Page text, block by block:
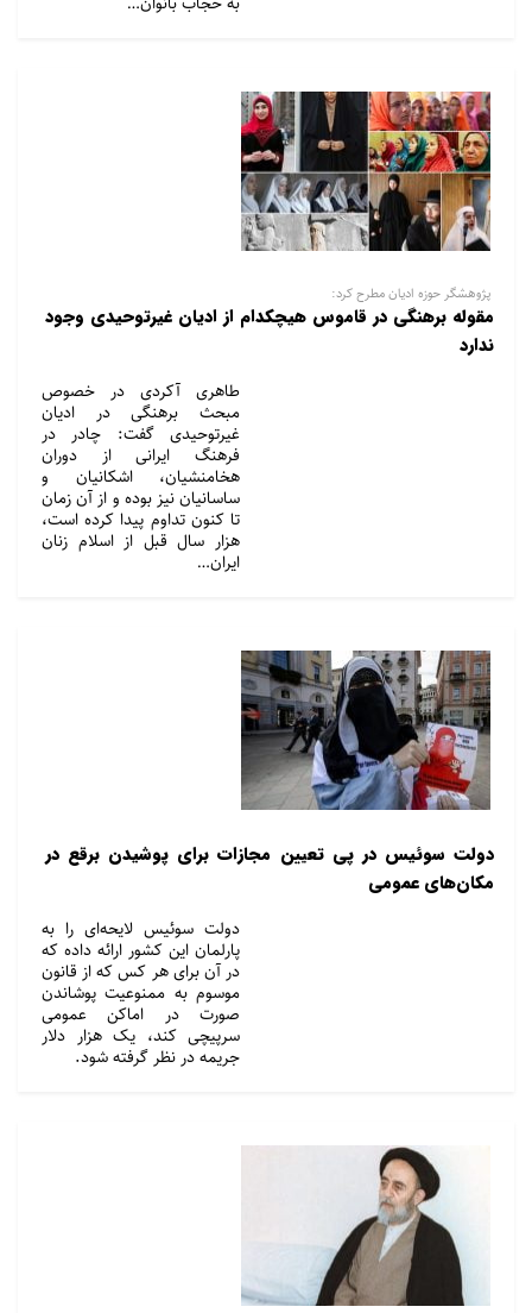
پژوهشگر حوزه ادیان مطرح کرد:
مقوله برهنگی در قاموس هیچکدام از ادیان غیرتوحیدی وجود
ندارد
طاهری آکردی در خصوص
مبحث برهنگی در ادیان
غیرتوحیدی گفت: چادر در
فرهنگ ایرانی از دوران
هخامنشیان، اشکانیان و
ساسانیان نیز بوده و از آن زمان
تا کنون تداوم پیدا کرده است،
هزار سال قبل از اسلام زنان
ایران…
دولت سوئیس در پی تعیین مجازات برای پوشیدن برقع در
مکان‌های عمومی
دولت سوئیس لایحه‌ای را به
پارلمان این کشور ارائه داده که
در آن برای هر کس که از قانون
موسوم به ممنوعیت پوشاندن
صورت در اماکن عمومی
سرپیچی کند، یک هزار دلار
جریمه در نظر گرفته شود.